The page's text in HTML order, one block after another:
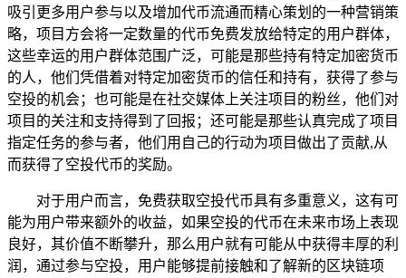
吸引更多用户参与以及增加代币流通而精心策划的一种营销策
略，项目方会将一定数量的代币免费发放给特定的用户群体，
这些幸运的用户群体范围广泛，可能是那些持有特定加密货币
的人，他们凭借着对特定加密货币的信任和持有，获得了参与
空投的机会；也可能是在社交媒体上关注项目的粉丝，他们对
项目的关注和支持得到了回报；还可能是那些认真完成了项目
指定任务的参与者，他们用自己的行动为项目做出了贡献,从
而获得了空投代币的奖励。
对于用户而言，免费获取空投代币具有多重意义，这有可
能为用户带来额外的收益，如果空投的代币在未来市场上表现
良好，其价值不断攀升，那么用户就有可能从中获得丰厚的利
润，通过参与空投，用户能够提前接触和了解新的区块链项